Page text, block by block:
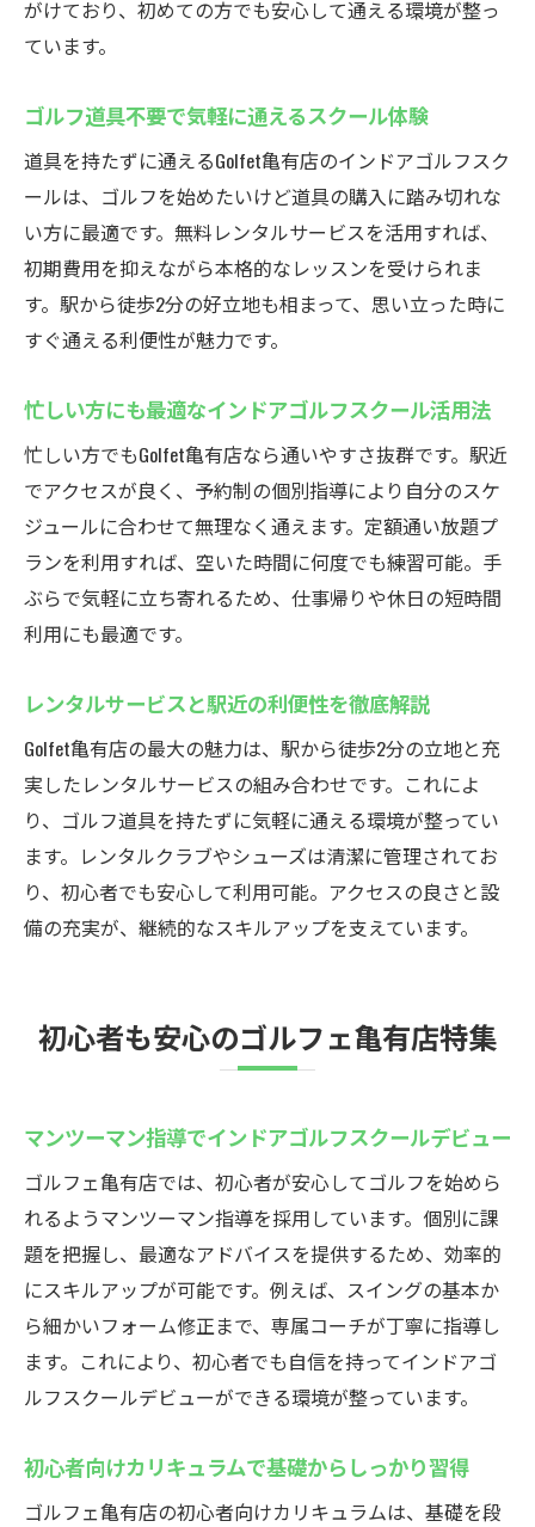
初心者から上級者まで幅広い層が通える理
実
個別指導と最新設備で効率的に上達できる
環境
インドアゴルフスクール選びで迷ったら
Golfet亀有店
がけており、初めての方でも安心して通える環境が整っ
ています。
ゴルフ道具不要で気軽に通えるスクール体験
道具を持たずに通えるGolfet亀有店のインドアゴルフスク
ールは、ゴルフを始めたいけど道具の購入に踏み切れな
い方に最適です。無料レンタルサービスを活用すれば、
初期費用を抑えながら本格的なレッスンを受けられま
す。駅から徒歩2分の好立地も相まって、思い立った時に
すぐ通える利便性が魅力です。
忙しい方にも最適なインドアゴルフスクール活用法
忙しい方でもGolfet亀有店なら通いやすさ抜群です。駅近
でアクセスが良く、予約制の個別指導により自分のスケ
ジュールに合わせて無理なく通えます。定額通い放題プ
ランを利用すれば、空いた時間に何度でも練習可能。手
ぶらで気軽に立ち寄れるため、仕事帰りや休日の短時間
利用にも最適です。
レンタルサービスと駅近の利便性を徹底解説
Golfet亀有店の最大の魅力は、駅から徒歩2分の立地と充
実したレンタルサービスの組み合わせです。これによ
り、ゴルフ道具を持たずに気軽に通える環境が整ってい
ます。レンタルクラブやシューズは清潔に管理されてお
り、初心者でも安心して利用可能。アクセスの良さと設
備の充実が、継続的なスキルアップを支えています。
初心者も安心のゴルフェ亀有店特集
マンツーマン指導でインドアゴルフスクールデビュー
ゴルフェ亀有店では、初心者が安心してゴルフを始めら
れるようマンツーマン指導を採用しています。個別に課
題を把握し、最適なアドバイスを提供するため、効率的
にスキルアップが可能です。例えば、スイングの基本か
ら細かいフォーム修正まで、専属コーチが丁寧に指導し
ます。これにより、初心者でも自信を持ってインドアゴ
ルフスクールデビューができる環境が整っています。
初心者向けカリキュラムで基礎からしっかり習得
ゴルフェ亀有店の初心者向けカリキュラムは、基礎を段